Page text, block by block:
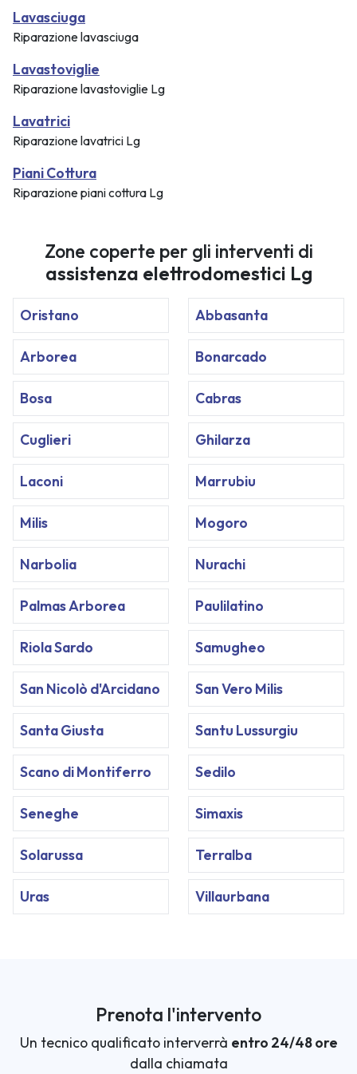
Lavasciuga
Riparazione lavasciuga
Lavastoviglie
Riparazione lavastoviglie Lg
Lavatrici
Riparazione lavatrici Lg
Piani Cottura
Riparazione piani cottura Lg
Zone coperte per gli interventi di
assistenza elettrodomestici Lg
Oristano Abbasanta
Arborea Bonarcado
Bosa Cabras
Cuglieri Ghilarza
Laconi Marrubiu
Milis Mogoro
Narbolia Nurachi
Palmas Arborea Paulilatino
Riola Sardo Samugheo
San Nicolò d'Arcidano San Vero Milis
Santa Giusta Santu Lussurgiu
Scano di Montiferro Sedilo
Seneghe Simaxis
Solarussa Terralba
Uras Villaurbana
Prenota l'intervento
Un tecnico qualificato interverrà entro 24/48 ore
dalla chiamata